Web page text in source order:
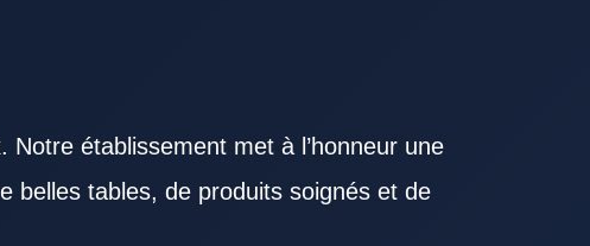
établissement met à l’honneur une
belles tables, de produits soignés et de